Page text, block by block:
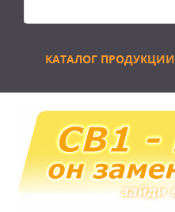
КАТАЛОГ ПРОДУКЦИИ
Распродажа